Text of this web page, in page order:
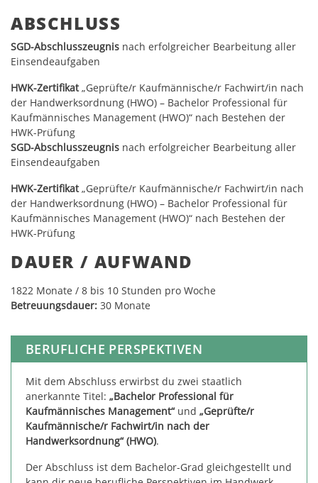
ABSCHLUSS
SGD-Abschlusszeugnis nach erfolgreicher Bearbeitung aller
Einsendeaufgaben
HWK-Zertifikat„Geprüfte/r Kaufmännische/r Fachwirt/in nach
der Handwerksordnung (HWO) – Bachelor Professional für
Kaufmännisches Management (HWO)“ nach Bestehen der
HWK-Prüfung
SGD-Abschlusszeugnis nach erfolgreicher Bearbeitung aller
Einsendeaufgaben
HWK-Zertifikat„Geprüfte/r Kaufmännische/r Fachwirt/in nach
der Handwerksordnung (HWO) – Bachelor Professional für
Kaufmännisches Management (HWO)“ nach Bestehen der
HWK-Prüfung
DAUER / AUFWAND
1822 Monate / 8 bis 10 Stunden pro Woche
Betreuungsdauer: 30 Monate
BERUFLICHE PERSPEKTIVEN
Mit dem Abschluss erwirbst du zwei staatlich
anerkannte Titel: „Bachelor Professional für
Kaufmännisches Management“und „Geprüfte/r
Kaufmännische/r Fachwirt/in nach der
Handwerksordnung“ (HWO).
Der Abschluss ist dem Bachelor-Grad gleichgestellt und